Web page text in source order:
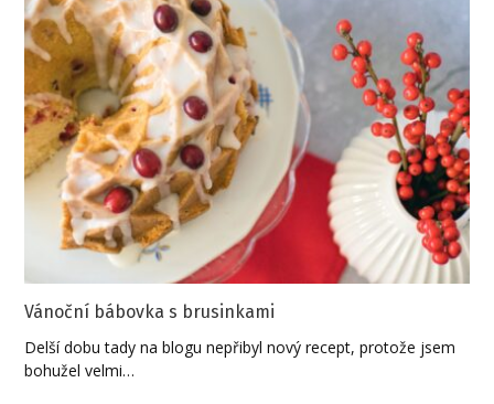
Vánoční bábovka s brusinkami
Delší dobu tady na blogu nepřibyl nový recept, protože jsem
bohužel velmi…